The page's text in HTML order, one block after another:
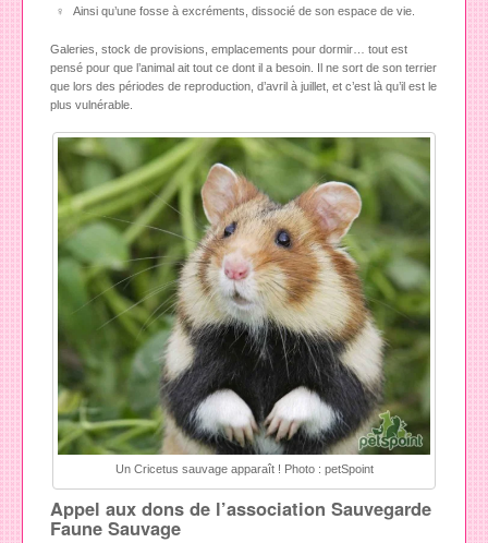
Santé & Soins
Ainsi qu’une fosse à excréments, dissocié de son espace de vie.
Galeries, stock de provisions, emplacements pour dormir… tout est
pensé pour que l’animal ait tout ce dont il a besoin. Il ne sort de son terrier
que lors des périodes de reproduction, d’avril à juillet, et c’est là qu’il est le
plus vulnérable.
Un Cricetus sauvage apparaît ! Photo : petSpoint
Appel aux dons de l’association Sauvegarde
Faune Sauvage